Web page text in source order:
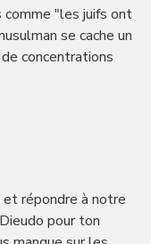
comme "les juifs ont
se cache un
concentrations
répondre à notre
pour ton